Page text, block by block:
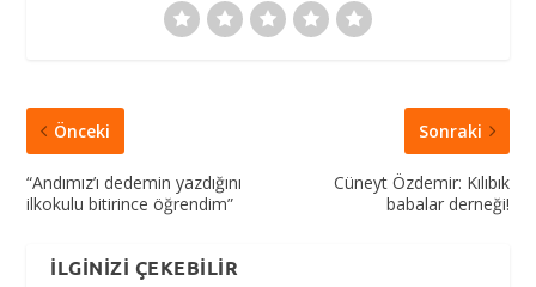
Önceki
“Andımız’ı dedemin yazdığını
ilkokulu bitirince öğrendim”
Sonraki
Cüneyt Özdemir: Kılıbık
babalar derneği!
İLGINIZI ÇEKEBILIR